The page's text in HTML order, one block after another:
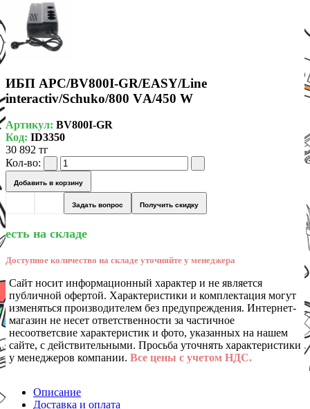
ИБП APC/BV800I-GR/EASY/Line
interactiv/Schuko/800 VА/450 W
Артикул: BV800I-GR
Код: ID3350
30 892 тг
Кол-во:
Добавить в корзину
Задать вопрос Получить скидку
есть на складе
Доступное количество на складе уточняйте у менеджера
Сайт носит информационный характер и не является
публичной офертой. Характеристики и комплектация могут
изменяться производителем без предупреждения. Интернет-
магазин не несет ответственности за частичное
несоответсвие характеристик и фото, указанных на нашем
сайте, с действительными. Просьба уточнять характеристики
у менеджеров компании. Все цены с учетом НДС.
Описание
Доставка и оплата